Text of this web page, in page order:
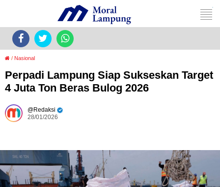
/ Nasional
Perpadi Lampung Siap Sukseskan Target
4 Juta Ton Beras Bulog 2026
Redaksi
28/01/2026